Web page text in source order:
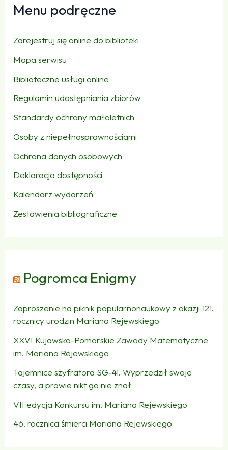
Menu podręczne
Zarejestruj się online do biblioteki
Mapa serwisu
Biblioteczne usługi online
Regulamin udostępniania zbiorów
Standardy ochrony małoletnich
Osoby z niepełnosprawnościami
Ochrona danych osobowych
Deklaracja dostępności
Kalendarz wydarzeń
Zestawienia bibliograficzne
Pogromca Enigmy
Zaproszenie na piknik popularnonaukowy z okazji 121.
rocznicy urodzin Mariana Rejewskiego
XXVI Kujawsko-Pomorskie Zawody Matematyczne
im. Mariana Rejewskiego
Tajemnice szyfratora SG‑41. Wyprzedził swoje
czasy, a prawie nikt go nie znał
VII edycja Konkursu im. Mariana Rejewskiego
46. rocznica śmierci Mariana Rejewskiego